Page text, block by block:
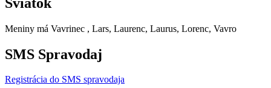
Meniny má Vavrinec , Lars, Laurenc, Laurus, Lorenc, Vavro
SMS Spravodaj
Registrácia do SMS spravodaja